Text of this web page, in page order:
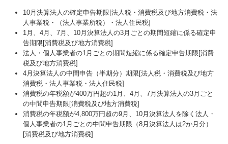
10月決算法人の確定申告期限[法人税・消費税及び地方消費税・法
人事業税・（法人事業所税）・法人住民税]
1月、4月、7月、10月決算法人の3月ごとの期間短縮に係る確定申
告期限[消費税及び地方消費税]
法人・個人事業者の1月ごとの期間短縮に係る確定申告期限[消費
税及び地方消費税]
4月決算法人の中間申告（半期分）期限[法人税・消費税及び地方
消費税・法人事業税・法人住民税]
消費税の年税額が400万円超の1月、4月、7月決算法人の3月ごと
の中間申告期限[消費税及び地方消費税]
消費税の年税額が4,800万円超の9月、10月決算法人を除く法人・
個人事業者の1月ごとの中間申告期限（8月決算法人は2か月分）
[消費税及び地方消費税]